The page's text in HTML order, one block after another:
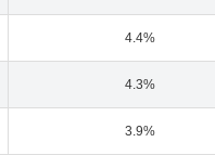
4.4%
4.3%
3.9%